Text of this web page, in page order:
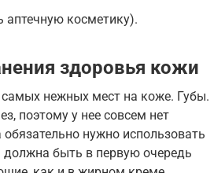
аптечную косметику).
здоровья кожи
нежных мест на коже. Губы.
поэтому у нее совсем нет
нужно использовать
быть в первую очередь